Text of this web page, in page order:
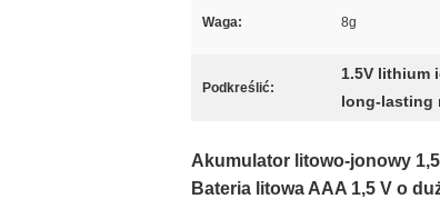
Waga: 8g
Podkreślić:
1.5V lithium
long-lasting
Akumulator litowo-jonowy
Bateria litowa AAA 1,5 V o